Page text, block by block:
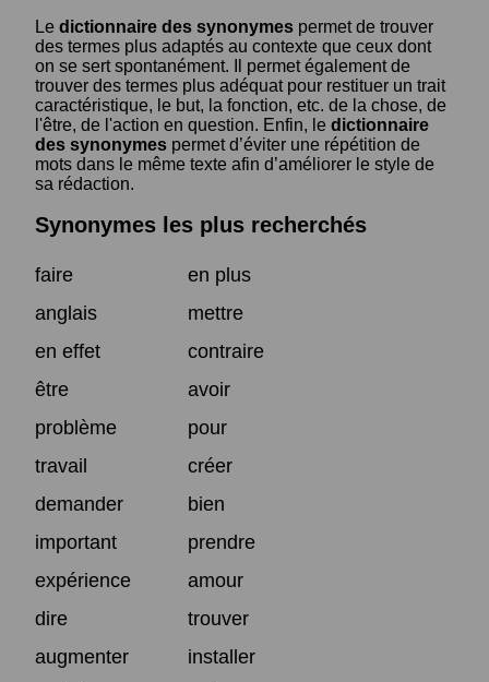
Le dictionnaire des synonymes permet de trouver
des termes plus adaptés au contexte que ceux dont
on se sert spontanément. Il permet également de
trouver des termes plus adéquat pour restituer un trait
caractéristique, le but, la fonction, etc. de la chose, de
l'être, de l'action en question. Enfin, le dictionnaire
des synonymes permet d’éviter une répétition de
mots dans le même texte afin d’améliorer le style de
sa rédaction.
Synonymes les plus recherchés
faire
en plus
anglais
mettre
en effet
contraire
être
avoir
problème
pour
travail
créer
demander
bien
important
prendre
expérience
amour
dire
trouver
augmenter
installer